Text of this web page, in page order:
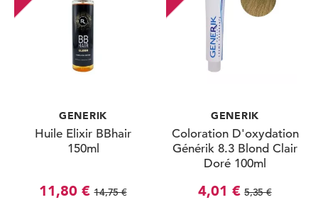
GENERIK
Huile Elixir BBhair
150ml
11,80 € 14,75 €
GENERIK
Coloration D'oxydation
Générik 8.3 Blond Clair
Doré 100ml
4,01 € 5,35 €